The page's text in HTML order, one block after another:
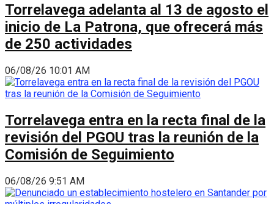
Torrelavega adelanta al 13 de agosto el
inicio de La Patrona, que ofrecerá más
de 250 actividades
06/08/26 10:01 AM
Torrelavega entra en la recta final de la
revisión del PGOU tras la reunión de la
Comisión de Seguimiento
06/08/26 9:51 AM